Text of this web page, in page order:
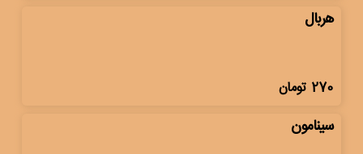
هربال
270 تومان
سینامون